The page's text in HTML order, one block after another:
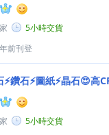
5小時交貨
前刊登
鑽石⚡圖紙⚡晶石😍高
5小時交貨